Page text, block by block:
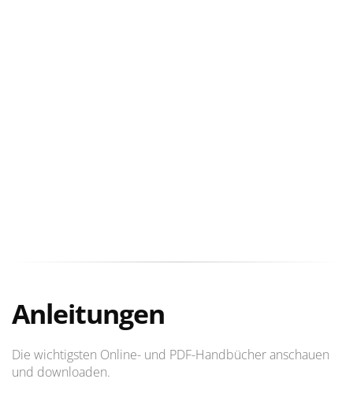
Anleitungen
Die wichtigsten Online- und PDF-Handbücher anschauen
und downloaden.